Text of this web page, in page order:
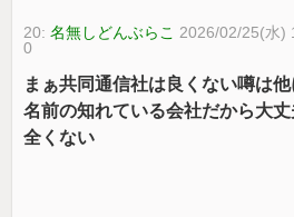
20:名無しどんぶらこ 2026/02/25(水)
0
まぁ共同通信社は良くない噂は
名前の知れている会社だから大
全くない